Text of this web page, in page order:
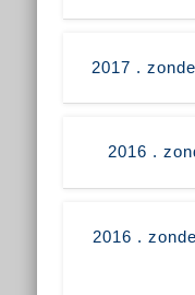
2017 .
2016 .
2016 .